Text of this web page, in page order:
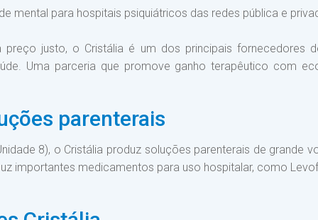
mental para hospitais psiquiátricos das redes pública e
justo, o Cristália é um dos principais fornecedores
Uma parceria que promove ganho terapêutico com
parenterais
8), o Cristália produz soluções parenterais de grande
importantes medicamentos para uso hospitalar, como